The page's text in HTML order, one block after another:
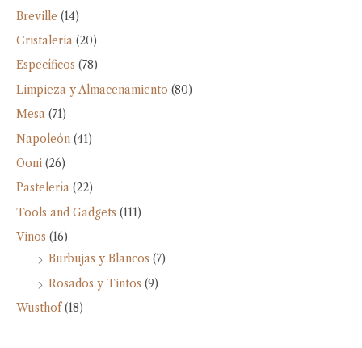
Breville (14)
Cristalería (20)
Específicos (78)
Limpieza y Almacenamiento (80)
Mesa (71)
Napoleón (41)
Ooni (26)
Pastelería (22)
Tools and Gadgets (111)
Vinos (16)
Burbujas y Blancos (7)
Rosados y Tintos (9)
Wusthof (18)